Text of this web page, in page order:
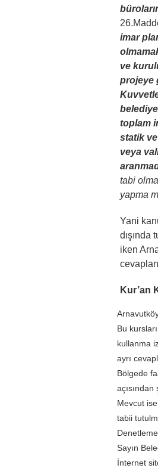
imar
ve
projeye
toplam
statik
veya
tabi
yapma
Yani
dışında
iken
Kur’an
Bu
kullanma
ayrı
Bölgede
Mevcut
tabii
Sayın
İnternet